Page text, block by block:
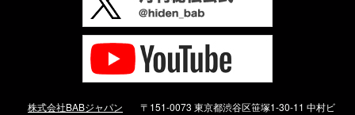
株式会社BABジャパン
〒151-0073 東京都渋谷区笹塚1-30-11 中村ビ